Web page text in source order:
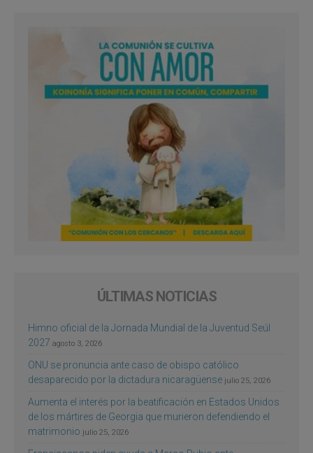
ÚLTIMAS NOTICIAS
Himno oficial de la Jornada Mundial de la Juventud Seúl
2027 agosto 3, 2026
ONU se pronuncia ante caso de obispo católico
desaparecido por la dictadura nicaragüense julio 25, 2026
Aumenta el interés por la beatificación en Estados Unidos
de los mártires de Georgia que murieron defendiendo el
matrimonio julio 25, 2026